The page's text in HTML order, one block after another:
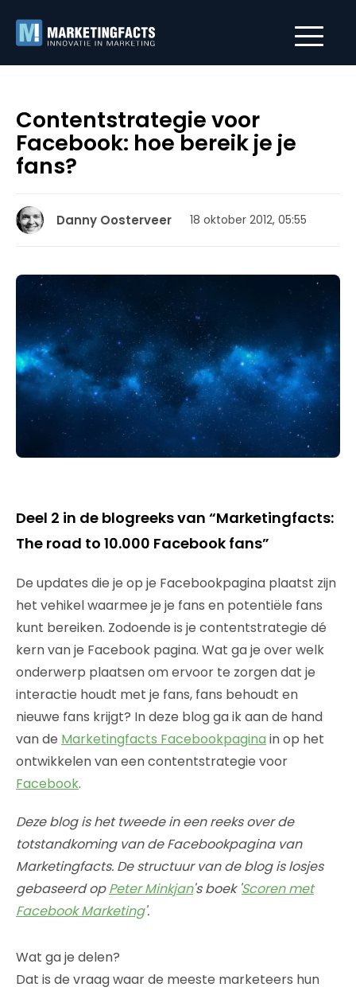
Contentstrategie voor
Facebook: hoe bereik je je
fans?
Danny Oosterveer 18 oktober 2012, 05:55
Deel 2 in de blogreeks van “Marketingfacts:
The road to 10.000 Facebook fans”
De updates die je op je Facebookpagina plaatst zijn
het vehikel waarmee je je fans en potentiële fans
kunt bereiken. Zodoende is je contentstrategie dé
kern van je Facebook pagina. Wat ga je over welk
onderwerp plaatsen om ervoor te zorgen dat je
interactie houdt met je fans, fans behoudt en
nieuwe fans krijgt? In deze blog ga ik aan de hand
van de Marketingfacts Facebookpagina in op het
ontwikkelen van een contentstrategie voor
Facebook.
Deze blog is het tweede in een reeks over de
totstandkoming van de Facebookpagina van
Marketingfacts. De structuur van de blog is losjes
gebaseerd opPeter Minkjan's boek ' Scoren met
Facebook Marketing'.
Wat ga je delen?
Dat is de vraag waar de meeste marketeers hun